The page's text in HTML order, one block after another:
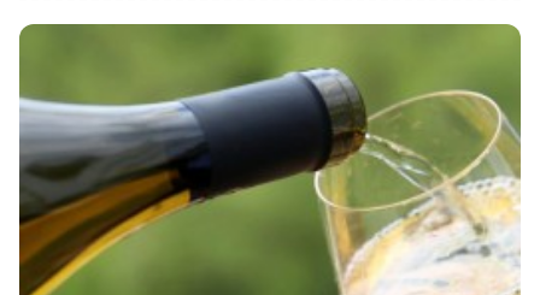
ეროვნული ბანკის პოლიტიკა ყოველთვის მიმართულია
საერთაშორისო რეზერვები წარმოადგენს ქვეყნის
მაკროეკონომიკური სტაბილურობის მნიშვნელოვან
გარანტორს. შესაბამისად, როდესაც სავალუტო ბაზარზე
ხელსაყრელი მდგომარეობაა, ეროვნული ბანკი ყოველთვის
ავსებს ქვეყნის საერთაშორისო რეზერვებს", - აღნიშნა
ეკატერინე მიქაბაძემ.მისივე შეფასებით, რეზერვების
ზრდასთან ერთად მნიშვნელოვნად გაუმჯობესდა
ადეკვატურობის მაჩვენებლებიც. მიმდინარე შეფასებით კი
საერთაშორისო სავალუტო ფონდის რეზერვების
ადეკვატურობის მაჩვენებელი (ARA Metric) 118.7 პროცენტს